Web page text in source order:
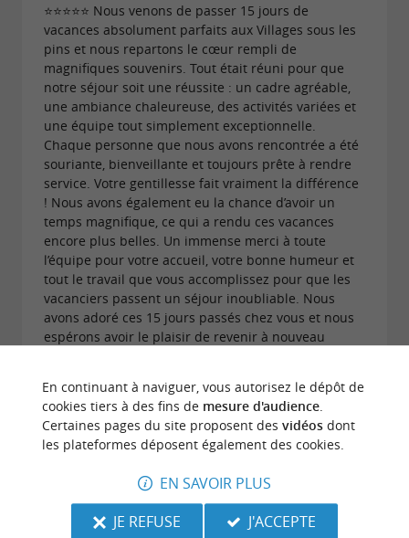
⭐⭐⭐⭐⭐ Nous venons de passer 15 jours de
vacances absolument parfaits aux Villages sous les
pins et nous repartons le cœur rempli de
magnifiques souvenirs. Tout était réuni pour que
notre séjour soit une réussite : un cadre agréable,
une ambiance chaleureuse, des activités variées et
une équipe tout simplement exceptionnelle.
Chaque personne que nous avons rencontrée a été
souriante, bienveillante et toujours prête à rendre
service. Votre gentillesse fait vraiment la différence
! Nous avons également eu la chance d’avoir un
temps magnifique, ce qui a rendu ces vacances
encore plus belles. Un immense merci à toute
l’équipe pour votre accueil, votre bonne humeur et
tout le travail que vous accomplissez pour que les
vacanciers passent un séjour inoubliable. Nous
avons adoré ces 15 jours passés chez vous et nous
espérons avoir le plaisir de revenir à nouveau
à l’accueil des Acacias, merci pour votre accueil,
votre disponibilité, votre gentillesse et votre
professionnalisme ❤️
LIRE TOUS LES AVIS
ECRIRE UN AVIS
© Google 2026
En continuant à naviguer, vous autorisez le dépôt de
cookies tiers à des fins de mesure d'audience.
Certaines pages du site proposent des vidéosdont
les plateformes déposent également des cookies.
EN SAVOIR PLUS
JE REFUSE
J'ACCEPTE